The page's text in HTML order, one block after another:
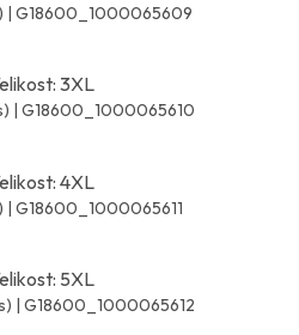
| G18600_1000065609
3XL
| G18600_1000065610
4XL
| G18600_1000065611
5XL
| G18600_1000065612